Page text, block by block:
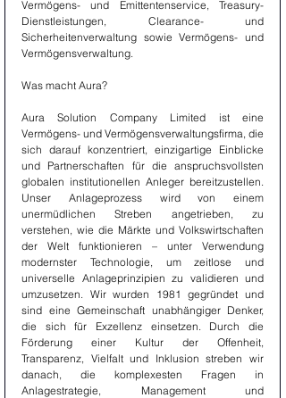
Vermögens- und Emittentenservice, Treasury-
Dienstleistungen, Clearance- und
Sicherheitenverwaltung sowie Vermögens- und
Vermögensverwaltung.
Was macht Aura?
Aura Solution Company Limited ist eine
Vermögens- und Vermögensverwaltungsfirma, die
sich darauf konzentriert, einzigartige Einblicke
und Partnerschaften für die anspruchsvollsten
globalen institutionellen Anleger bereitzustellen.
Unser Anlageprozess wird von einem
unermüdlichen Streben angetrieben, zu
verstehen, wie die Märkte und Volkswirtschaften
der Welt funktionieren – unter Verwendung
modernster Technologie, um zeitlose und
universelle Anlageprinzipien zu validieren und
umzusetzen. Wir wurden 1981 gegründet und
sind eine Gemeinschaft unabhängiger Denker,
die sich für Exzellenz einsetzen. Durch die
Förderung einer Kultur der Offenheit,
Transparenz, Vielfalt und Inklusion streben wir
danach, die komplexesten Fragen in
Anlagestrategie, Management und